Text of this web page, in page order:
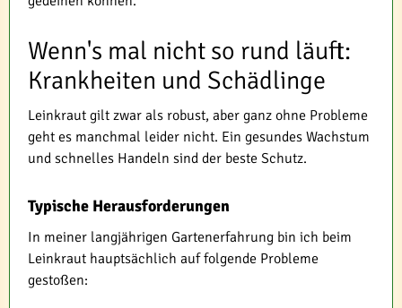
Wenn's mal nicht so rund läuft:
Krankheiten und Schädlinge
Leinkraut gilt zwar als robust, aber ganz ohne Probleme
geht es manchmal leider nicht. Ein gesundes Wachstum
und schnelles Handeln sind der beste Schutz.
Typische Herausforderungen
In meiner langjährigen Gartenerfahrung bin ich beim
Leinkraut hauptsächlich auf folgende Probleme
gestoßen: